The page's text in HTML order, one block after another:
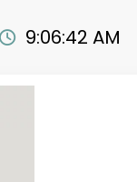
9:06:43 AM